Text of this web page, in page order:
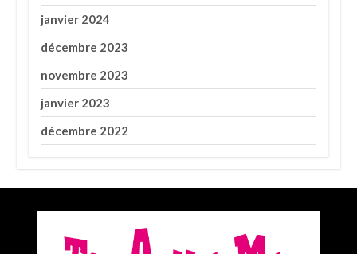
janvier 2024
décembre 2023
novembre 2023
janvier 2023
décembre 2022